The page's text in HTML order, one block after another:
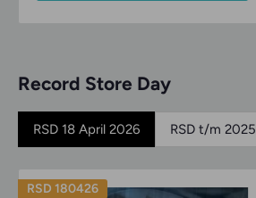
Record Store Day
RSD 18 April 2026 RSD t/m 2025
RSD 180426